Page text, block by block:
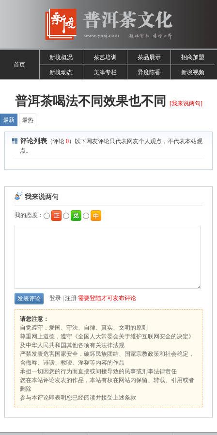
首页
新境概况
新境动态
茶艺培训
美津专栏
茶品展示
异度陈香
招商加盟
新境视频
普洱茶喝法不同效果也不同 [我来说两句]
最新 最热
评论列表（评论 0）以下网友评论只代表网友个人观点，不代表本站观
点。
我来说两句
我的态度：
登录| 注册 需要登陆才可发布评论
请您注意：
自觉遵守：爱国、守法、自律、真实、文明的原则
尊重网上道德，遵守《全国人大常委会关于维护互联网安全的决定》
及中华人民共和国其他各项有关法律法规
严禁发表危害国家安全，破坏民族团结、国家宗教政策和社会稳定，
含侮辱、诽谤、教唆、淫秽等内容的作品
承担一切因您的行为而直接或间接导致的民事或刑事法律责任
您在本站评论发表的作品，本站有权在网站内保留、转载、引用或者
删除
参与本评论即表明您已经阅读并接受上述条款